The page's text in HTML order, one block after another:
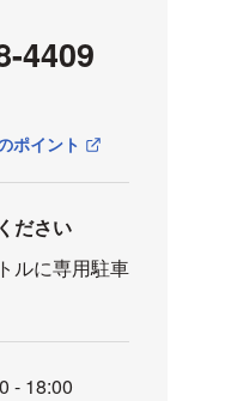
4409
ポイント
ださい
ルに専用駐車
- 18:00